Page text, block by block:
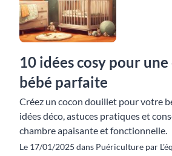
10 idées cosy pour
bébé parfaite
Créez un cocon douillet pour votre
idées déco, astuces pratiques et
chambre apaisante et fonctionnelle.
Le 17/01/2025 dans Puériculture par